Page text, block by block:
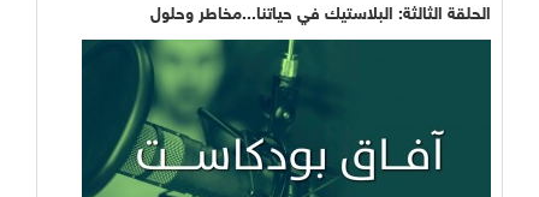
الحلقة الثالثة: البلاستيك في حياتنا...مخاطر وحلول